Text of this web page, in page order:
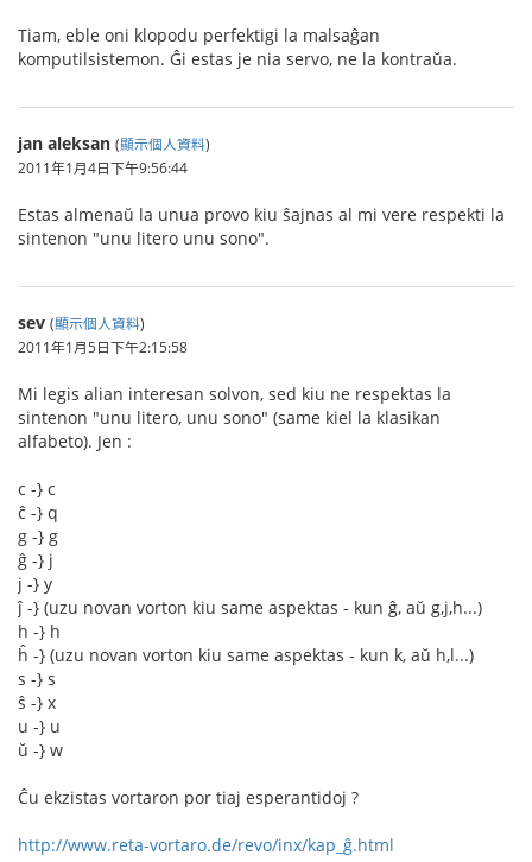
Tiam, eble oni klopodu perfektigi la malsaĝan
komputilsistemon. Ĝi estas je nia servo, ne la kontraŭa.
jan aleksan (顯示個人資料)
2011年1月4日下午9:56:44
Estas almenaŭ la unua provo kiu ŝajnas al mi vere respekti la
sintenon "unu litero unu sono".
sev (顯示個人資料)
2011年1月5日下午2:15:58
Mi legis alian interesan solvon, sed kiu ne respektas la
sintenon "unu litero, unu sono" (same kiel la klasikan
alfabeto). Jen :
c -} c
ĉ -} q
g -} g
ĝ -} j
j -} y
ĵ -} (uzu novan vorton kiu same aspektas - kun ĝ, aŭ g,j,h...)
h -} h
ĥ -} (uzu novan vorton kiu same aspektas - kun k, aŭ h,l...)
s -} s
ŝ -} x
u -} u
ŭ -} w
Ĉu ekzistas vortaron por tiaj esperantidoj ?
http://www.reta-vortaro.de/revo/inx/kap_ĝ.html